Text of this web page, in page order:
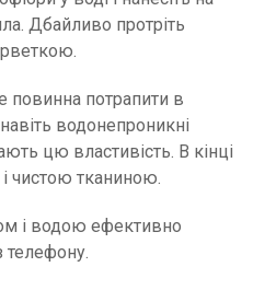
Дбайливо протріть
повинна потрапити в
водонепроникні
цю властивість. В кінці
чистою тканиною.
і водою ефективно
телефону.